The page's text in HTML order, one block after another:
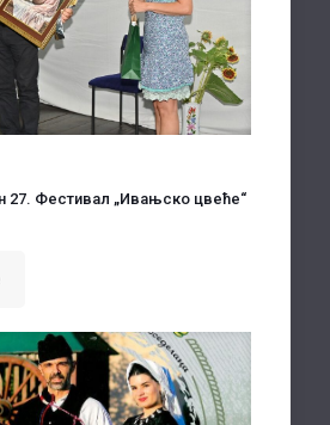
27. Фестивал „Ивањско цвеће“